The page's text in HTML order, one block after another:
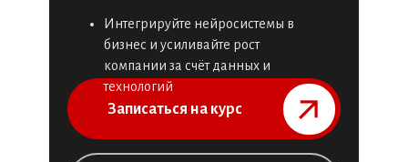
Записаться на курс⠀⠀⠀⠀⠀
Интегрируйте нейросистемы в
бизнес и усиливайте рост
компании за счёт данных и
технологий